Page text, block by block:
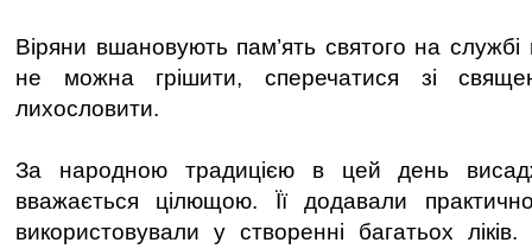
Віряни вшановують пам’ять святого на
не можна грішити, сперечатися зі
лихословити.
За народною традицією в цей день
вважається цілющою. Її додавали
використовували у створенні багатьох